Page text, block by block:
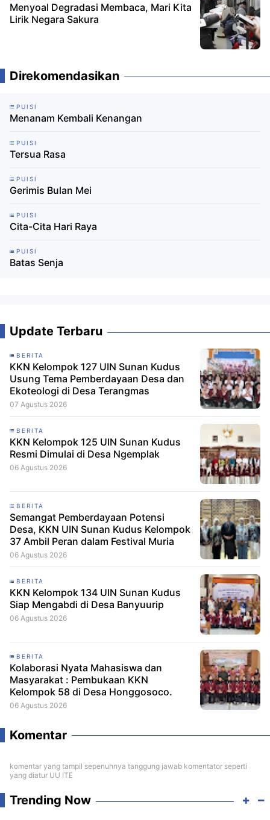
Menyoal Degradasi Membaca, Mari Kita
Lirik Negara Sakura
Direkomendasikan
PUISI
Menanam Kembali Kenangan
PUISI
Tersua Rasa
PUISI
Gerimis Bulan Mei
PUISI
Cita-Cita Hari Raya
PUISI
Batas Senja
Update Terbaru
BERITA
KKN Kelompok 127 UIN Sunan Kudus
Usung Tema Pemberdayaan Desa dan
Ekoteologi di Desa Terangmas
07 Agustus 2026
BERITA
KKN Kelompok 125 UIN Sunan Kudus
Resmi Dimulai di Desa Ngemplak
06 Agustus 2026
BERITA
Semangat Pemberdayaan Potensi
Desa, KKN UIN Sunan Kudus Kelompok
37 Ambil Peran dalam Festival Muria
06 Agustus 2026
BERITA
KKN Kelompok 134 UIN Sunan Kudus
Siap Mengabdi di Desa Banyuurip
06 Agustus 2026
BERITA
Kolaborasi Nyata Mahasiswa dan
Masyarakat : Pembukaan KKN
Kelompok 58 di Desa Honggosoco.
06 Agustus 2026
Komentar
komentar yang tampil sepenuhnya tanggung jawab komentator seperti
yang diatur UU ITE
Trending Now